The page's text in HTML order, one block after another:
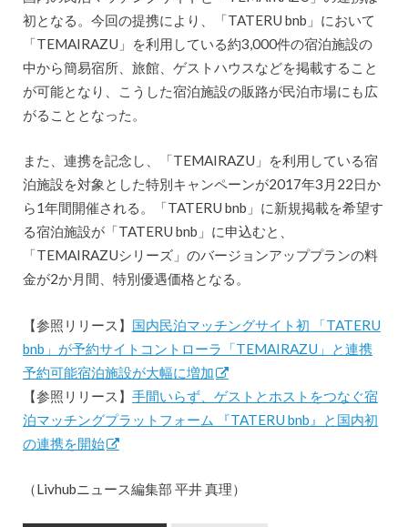
初となる。今回の提携により、「TATERU bnb」において
「TEMAIRAZU」を利用している約3,000件の宿泊施設の
中から簡易宿所、旅館、ゲストハウスなどを掲載すること
が可能となり、こうした宿泊施設の販路が民泊市場にも広
がることとなった。
また、連携を記念し、「TEMAIRAZU」を利用している宿
泊施設を対象とした特別キャンペーンが2017年3月22日か
ら1年間開催される。「TATERU bnb」に新規掲載を希望す
る宿泊施設が「TATERU bnb」に申込むと、
「TEMAIRAZUシリーズ」のバージョンアッププランの料
金が2か月間、特別優遇価格となる。
【参照リリース】 国内民泊マッチングサイト初 「TATERU
bnb」が予約サイトコントローラ「TEMAIRAZU」と連携
予約可能宿泊施設が大幅に増加
【参照リリース】 手間いらず、ゲストとホストをつなぐ宿
泊マッチングプラットフォーム 『TATERU bnb』と国内初
の連携を開始
（Livhubニュース編集部 平井 真理）